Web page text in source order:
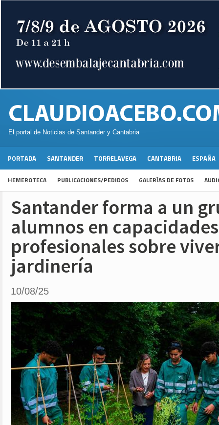
El portal de Noticias de Santander y Cantabria
PORTADA SANTANDER TORRELAVEGA CANTABRIA ESPAÑA
HEMEROTECA PUBLICACIONES/PEDIDOS GALERÍAS DE FOTOS
Santander forma a un
alumnos en capacidades
profesionales sobre
jardinería
10/08/25